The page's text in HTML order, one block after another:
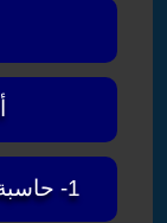
1- حاسبة الرقم السري في { أسمك }